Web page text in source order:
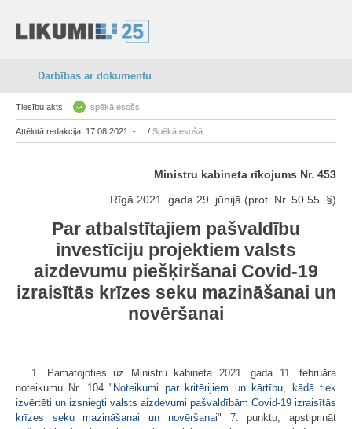
Darbības ar dokumentu
Tiesību akts: spēkā esošs
Attēlotā redakcija: 17.08.2021. - ... / Spēkā esošā
Ministru kabineta rīkojums Nr. 453
Rīgā 2021. gada 29. jūnijā (prot. Nr. 50 55. §)
Par atbalstītajiem pašvaldību
investīciju projektiem valsts
aizdevumu piešķiršanai Covid-19
izraisītās krīzes seku mazināšanai un
novēršanai
1. Pamatojoties uz Ministru kabineta 2021. gada 11. februāra
noteikumu Nr. 104 " Noteikumi par kritērijiem un kārtību, kādā tiek
izvērtēti un izsniegti valsts aizdevumi pašvaldībām Covid-19 izraisītās
krīzes seku mazināšanai un novēršanai" 7.
punktu, apstiprināt